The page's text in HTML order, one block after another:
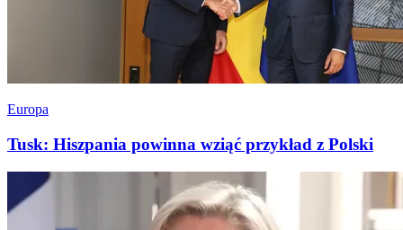
Europa
Tusk: Hiszpania powinna wziąć przykład z Polski